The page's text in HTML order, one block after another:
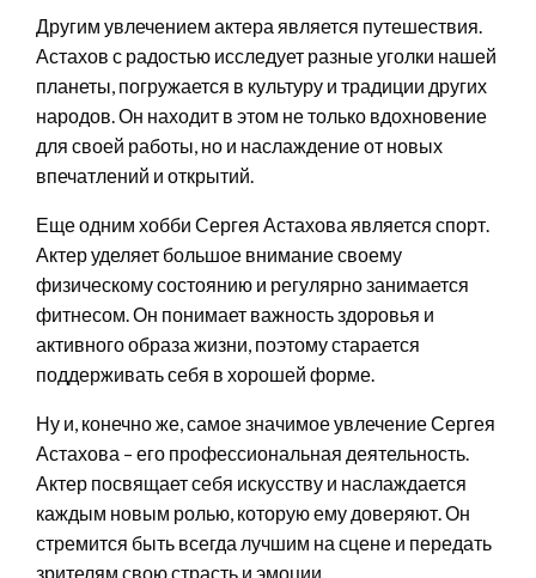
Другим увлечением актера является путешествия.
Астахов с радостью исследует разные уголки нашей
планеты, погружается в культуру и традиции других
народов. Он находит в этом не только вдохновение
для своей работы, но и наслаждение от новых
впечатлений и открытий.
Еще одним хобби Сергея Астахова является спорт.
Актер уделяет большое внимание своему
физическому состоянию и регулярно занимается
фитнесом. Он понимает важность здоровья и
активного образа жизни, поэтому старается
поддерживать себя в хорошей форме.
Ну и, конечно же, самое значимое увлечение Сергея
Астахова – его профессиональная деятельность.
Актер посвящает себя искусству и наслаждается
каждым новым ролью, которую ему доверяют. Он
стремится быть всегда лучшим на сцене и передать
зрителям свою страсть и эмоции.